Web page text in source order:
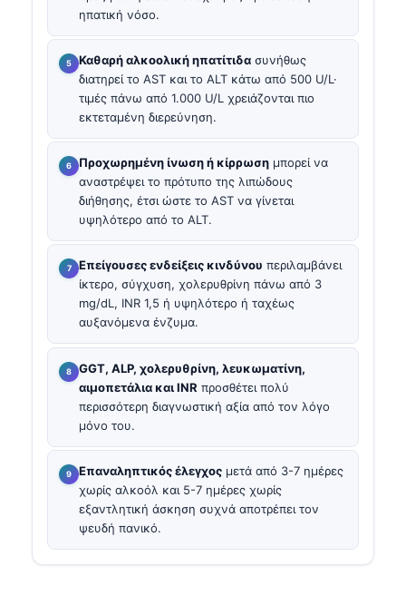
ηπατική νόσο.
Καθαρή αλκοολική ηπατίτιδα συνήθως
διατηρεί το AST και το ALT κάτω από 500 U/L·
τιμές πάνω από 1.000 U/L χρειάζονται πιο
εκτεταμένη διερεύνηση.
Προχωρημένη ίνωση ή κίρρωση μπορεί να
αναστρέψει το πρότυπο της λιπώδους
διήθησης, έτσι ώστε το AST να γίνεται
υψηλότερο από το ALT.
Επείγουσες ενδείξεις κινδύνου περιλαμβάνει
ίκτερο, σύγχυση, χολερυθρίνη πάνω από 3
mg/dL, INR 1,5 ή υψηλότερο ή ταχέως
αυξανόμενα ένζυμα.
GGT, ALP, χολερυθρίνη, λευκωματίνη,
αιμοπετάλια και INR προσθέτει πολύ
περισσότερη διαγνωστική αξία από τον λόγο
μόνο του.
Επαναληπτικός έλεγχος μετά από 3-7 ημέρες
χωρίς αλκοόλ και 5-7 ημέρες χωρίς
εξαντλητική άσκηση συχνά αποτρέπει τον
ψευδή πανικό.